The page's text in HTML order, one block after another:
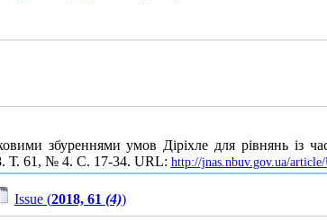
збуреннями умов Діріхле для рівнянь із
Т. 61, № 4. С. 17-34. URL: http://jnas.nbuv.gov.ua/
Issue (2018, 61 (4))